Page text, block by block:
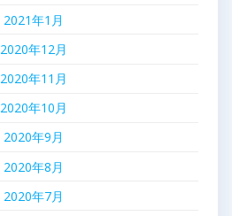
2021年1月
2020年12月
2020年11月
2020年10月
2020年9月
2020年8月
2020年7月